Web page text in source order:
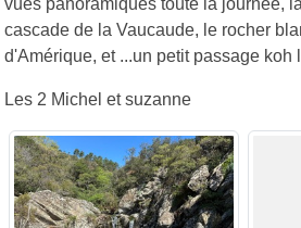
cascade de la Vaucaude, le rocher
d'Amérique, et ...un petit passage koh
Les 2 Michel et suzanne